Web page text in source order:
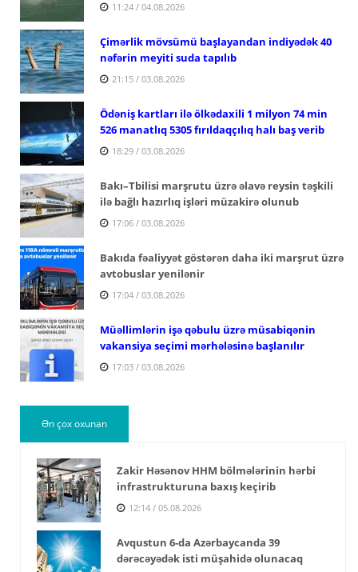
11:24 / 04.08.2026
Çimərlik mövsümü başlayandan indiyədək 40
nəfərin meyiti suda tapılıb
21:15 / 03.08.2026
Ödəniş kartları ilə ölkədaxili 1 milyon 74 min
526 manatlıq 5305 fırıldaqçılıq halı baş verib
18:29 / 03.08.2026
Bakı–Tbilisi marşrutu üzrə əlavə reysin təşkili
ilə bağlı hazırlıq işləri müzakirə olunub
17:06 / 03.08.2026
Bakıda fəaliyyət göstərən daha iki marşrut üzrə
avtobuslar yenilənir
17:04 / 03.08.2026
Müəllimlərin işə qəbulu üzrə müsabiqənin
vakansiya seçimi mərhələsinə başlanılır
17:03 / 03.08.2026
Ən çox oxunan
Zakir Həsənov HHM bölmələrinin hərbi
infrastrukturuna baxış keçirib
12:14 / 05.08.2026
Avqustun 6-da Azərbaycanda 39
dərəcəyədək isti müşahidə olunacaq